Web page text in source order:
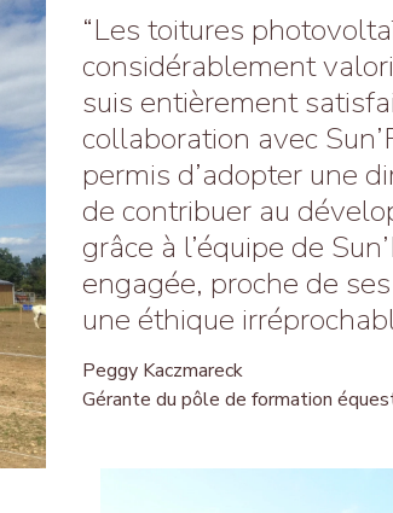
“Les toitures
considérablement
suis entièrement
collaboration avec
permis d’adopter une
de contribuer au
grâce à l’équipe de
engagée, proche de
une éthique
Peggy Kaczmareck
Gérante du pôle de formation